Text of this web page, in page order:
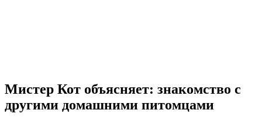
Мистер Кот объясняет: знакомство с
другими домашними питомцами